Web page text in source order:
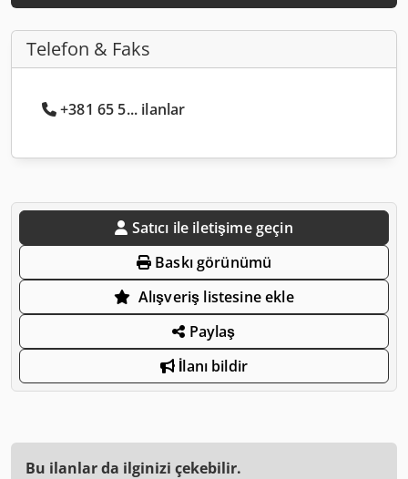
Telefon & Faks
+381 65 5... ilanlar
Satıcı ile iletişime geçin
Baskı görünümü
Alışveriş listesine ekle
Paylaş
İlanı bildir
Bu ilanlar da ilginizi çekebilir.